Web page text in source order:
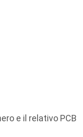
e il relativo PCB